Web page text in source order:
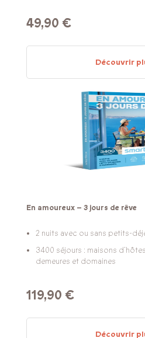
49,90 €
Découvrir
En amoureux – 3 jours de rêve
2 nuits avec ou sans petits-
3400 séjours : maisons
demeures et domaines
119,90 €
Découvrir